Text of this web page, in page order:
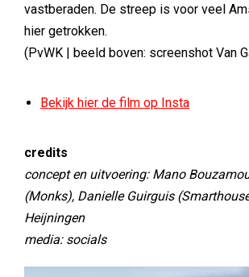
vastberaden. De streep is voor veel
hier getrokken.
(PvWK | beeld boven: screenshot Van
Bekijk hier de film op Insta
credits
concept en uitvoering: Mano
(Monks), Danielle Guirguis
Heijningen
media: socials